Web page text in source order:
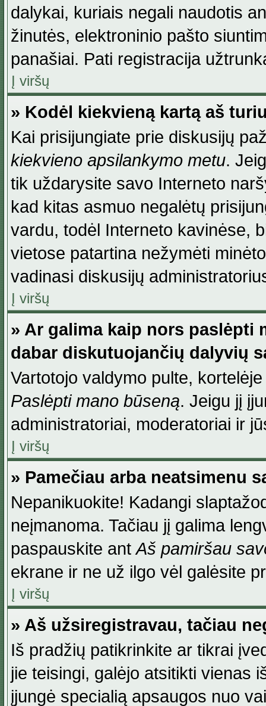
dalykai, kuriais negali naudotis
žinutės, elektroninio pašto
panašiai. Pati registracija
Į viršų
» Kodėl kiekvieną kartą aš
Kai prisijungiate prie diskusijų
kiekvieno apsilankymo metu.
tik uždarysite savo Interneto
kad kitas asmuo negalėtų
vardu, todėl Interneto kavinėse,
vietose patartina nežymėti
vadinasi diskusijų
Į viršų
» Ar galima kaip nors paslėpti
dabar diskutuojančių dalyvių
Vartotojo valdymo pulte,
Paslėpti mano būseną. Jeigu jį
administratoriai, moderatoriai ir
Į viršų
» Pamečiau arba neatsimenu
Nepanikuokite! Kadangi
neįmanoma. Tačiau jį galima
paspauskite antAš pamiršau
ekrane ir ne už ilgo vėl galėsite
Į viršų
» Aš užsiregistravau, tačiau
Iš pradžių patikrinkite ar tikrai
jie teisingi, galėjo atsitikti vienas
įjungė specialią apsaugos nuo